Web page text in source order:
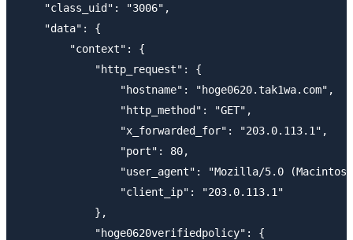
    "class_uid": "3006",
    "data": {
        "context": {
            "http_request": {
                "hostname": "hoge0620.tak1wa.com",
                "http_method": "GET",
                "x_forwarded_for": "203.0.113.1",
                "port": 80,
"user_agent": "Mozilla/5.0
                "client_ip": "203.0.113.1"
            },
            "hoge0620verifiedpolicy": {